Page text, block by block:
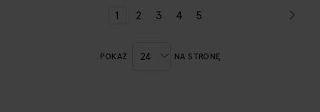
Strona
Aktualnie
stronę
1 Strona
2 Strona
3 Strona
4 Strona
5
POKAŻ NA STRONĘ